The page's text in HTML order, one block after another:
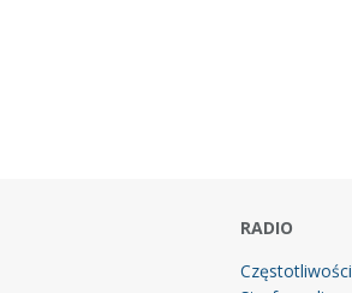
RADIO
Częstotliwości